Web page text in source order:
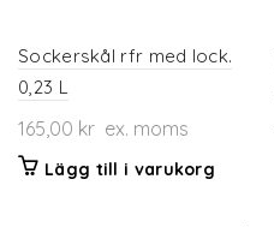
Sockerskål rfr med lock.
0,23 L
165,00 kr ex. moms
Lägg till i varukorg